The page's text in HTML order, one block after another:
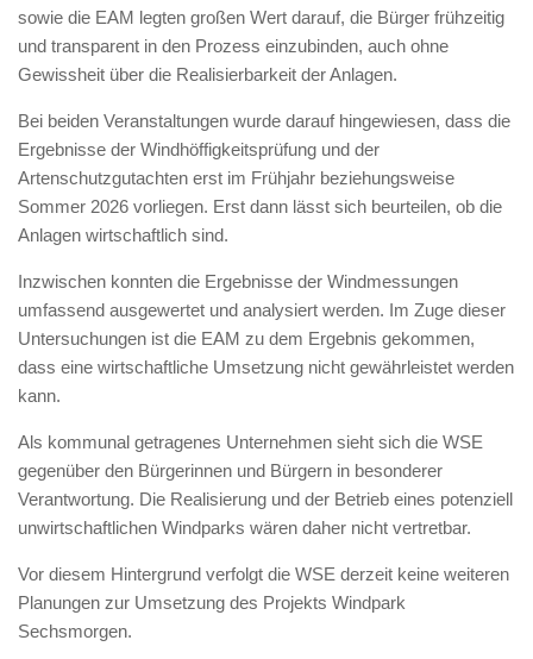
sowie die EAM legten großen Wert darauf, die Bürger frühzeitig
und transparent in den Prozess einzubinden, auch ohne
Gewissheit über die Realisierbarkeit der Anlagen.
Bei beiden Veranstaltungen wurde darauf hingewiesen, dass die
Ergebnisse der Windhöffigkeitsprüfung und der
Artenschutzgutachten erst im Frühjahr beziehungsweise
Sommer 2026 vorliegen. Erst dann lässt sich beurteilen, ob die
Anlagen wirtschaftlich sind.
Inzwischen konnten die Ergebnisse der Windmessungen
umfassend ausgewertet und analysiert werden. Im Zuge dieser
Untersuchungen ist die EAM zu dem Ergebnis gekommen,
dass eine wirtschaftliche Umsetzung nicht gewährleistet werden
kann.
Als kommunal getragenes Unternehmen sieht sich die WSE
gegenüber den Bürgerinnen und Bürgern in besonderer
Verantwortung. Die Realisierung und der Betrieb eines potenziell
unwirtschaftlichen Windparks wären daher nicht vertretbar.
Vor diesem Hintergrund verfolgt die WSE derzeit keine weiteren
Planungen zur Umsetzung des Projekts Windpark
Sechsmorgen.